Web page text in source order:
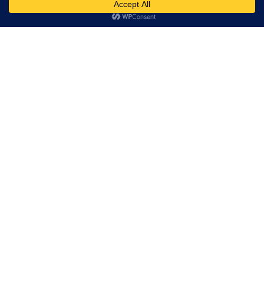
Am înțeles!
Bitcoin ExchangeLiga 1Case Pariuri Online